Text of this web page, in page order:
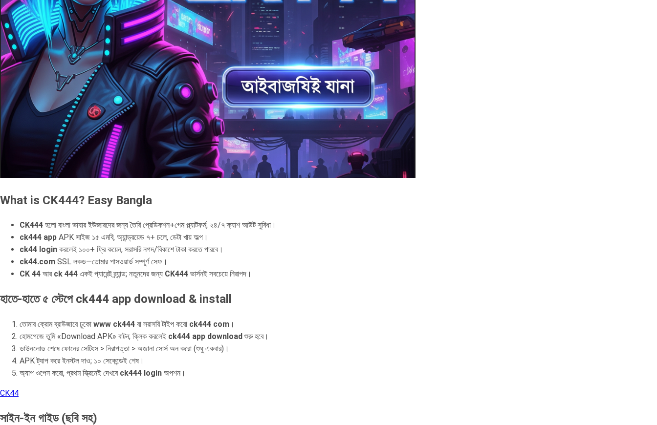
What is CK444? Easy Bangla
CK444 হলো বাংলা ভাষার ইউজারদের জন্য তৈরি প্রেডিকশন+গেম প্ল্যাটফর্ম, ২৪/৭ ক্যাশ আউট সুবিধা।
ck444 app APK সাইজ ১৫ এমবি, অ্যান্ড্রয়েড ৭+ চলে, ডেটা খায় অল্প।
ck44 login করলেই ১০০+ ফ্রি কয়েন, সরাসরি নগদ/বিকাশে টাকা করতে পারবে।
ck44.com SSL লকড—তোমার পাসওয়ার্ড সম্পূর্ণ সেফ।
CK 44 আর ck 444 একই প্যারেন্ট ব্র্যান্ড; নতুনদের জন্য CK444 ভার্সনই সবচেয়ে নিরাপদ।
হাতে-হাতে ৫ স্টেপে ck444 app download & install
তোমার ক্রোম ব্রাউজারে ঢুকো www ck444 বা সরাসরি টাইপ করো ck444 com ।
হোমপেজে তুমি «Download APK» বাটন; ক্লিক করলেই ck444 app download শুরু হবে।
ডাউনলোড শেষে ফোনের সেটিংস > নিরাপত্তা > অজানা সোর্স অন করো (শুধু একবার)।
APK ট্যাপ করে ইনস্টল দাও; ১০ সেকেন্ডেই শেষ।
অ্যাপ ওপেন করো, প্রথম স্ক্রিনেই দেখবে ck444 login অপশন।
CK44
সাইন-ইন গাইড (ছবি সহ)